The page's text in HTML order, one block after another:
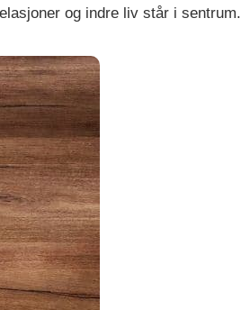
og indre liv står i sentrum.